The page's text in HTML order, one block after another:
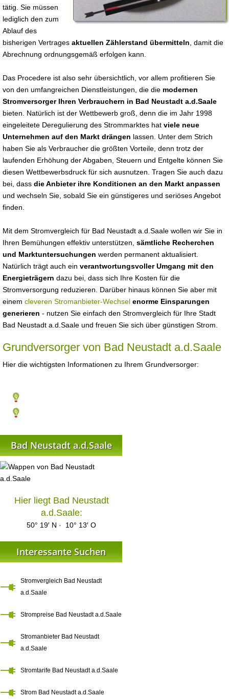
tätig. Sie müssen
lediglich den zum
Ablauf des
bisherigen Vertrages aktuellen Zählerstand übermitteln , damit die
Abrechnung ordnungsgemäß erfolgen kann.
Das Procedere ist also sehr übersichtlich, vor allem profitieren Sie
von den umfangreichen Dienstleistungen, die die modernen
Stromversorger Ihren Verbrauchern in Bad Neustadt a.d.Saale
bieten. Natürlich ist der Wettbewerb groß, denn die im Jahr 1998
eingeleitete Deregulierung des Strommarktes hat viele neue
Unternehmen auf den Markt drängen lassen. Unter dem Strich
haben Sie als Verbraucher die größten Vorteile, denn trotz der
laufenden Erhöhung der Abgaben, Steuern und Entgelte können Sie
diesen Wettbewerbsdruck für sich ausnutzen. Tragen Sie auch dazu
bei, dass die Anbieter ihre Konditionen an den Markt anpassen
und wechseln Sie, sobald Sie ein günstigeres und seriöses Angebot
finden.
Mit dem Stromvergleich für Bad Neustadt a.d.Saale wollen wir Sie in
Ihren Bemühungen effektiv unterstützen, sämtliche Recherchen
und Marktuntersuchungen werden permanent aktualisiert.
Natürlich trägt auch ein verantwortungsvoller Umgang mit den
Energieträgern dazu bei, dass sich Ihre Kosten für die
Stromversorgung reduzieren. Darüber hinaus können Sie aber mit
einem cleveren Stromanbieter-Wechsel enorme Einsparungen
generieren - nutzen Sie einfach den Stromvergleich für Ihre Stadt
Bad Neustadt a.d.Saale und freuen Sie sich über günstigen Strom.
Grundversorger von Bad Neustadt a.d.Saale
Hier die wichtigsten Informationen zu Ihrem Grundversorger:
Bad Neustadt a.d.Saale
Hier liegt Bad Neustadt
a.d.Saale:
50° 19′ N · 10° 13′ O
Interessante Suchen
Stromvergleich Bad Neustadt
a.d.Saale
Strompreise Bad Neustadt a.d.Saale
Stromanbieter Bad Neustadt
a.d.Saale
Stromtarife Bad Neustadt a.d.Saale
Strom Bad Neustadt a.d.Saale